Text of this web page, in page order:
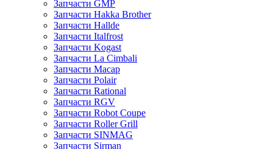
Запчасти GMP
Запчасти Hakka Brother
Запчасти Hallde
Запчасти Italfrost
Запчасти Kogast
Запчасти La Cimbali
Запчасти Macap
Запчасти Polair
Запчасти Rational
Запчасти RGV
Запчасти Robot Coupe
Запчасти Roller Grill
Запчасти SINMAG
Запчасти Sirman